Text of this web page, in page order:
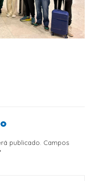
publicado. Campos